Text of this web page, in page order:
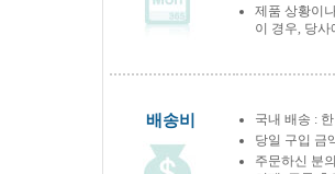
제품 상황이
이 경우, 당
배송비
국내 배송 :
당일 구입 금
주문하신 분